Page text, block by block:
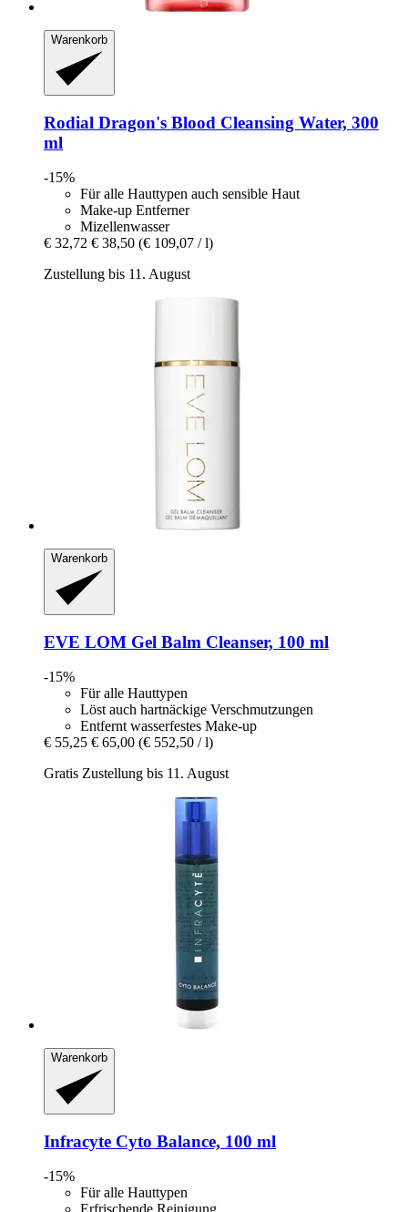
Warenkorb
Rodial Dragon's Blood Cleansing Water, 300
ml
-15%
Für alle Hauttypen auch sensible Haut
Make-up Entferner
Mizellenwasser
€ 32,72 € 38,50 (€ 109,07 / l)
Zustellung bis 11. August
Warenkorb
EVE LOM Gel Balm Cleanser, 100 ml
-15%
Für alle Hauttypen
Löst auch hartnäckige Verschmutzungen
Entfernt wasserfestes Make-up
€ 55,25 € 65,00 (€ 552,50 / l)
Gratis Zustellung bis 11. August
Warenkorb
Infracyte Cyto Balance, 100 ml
-15%
Für alle Hauttypen